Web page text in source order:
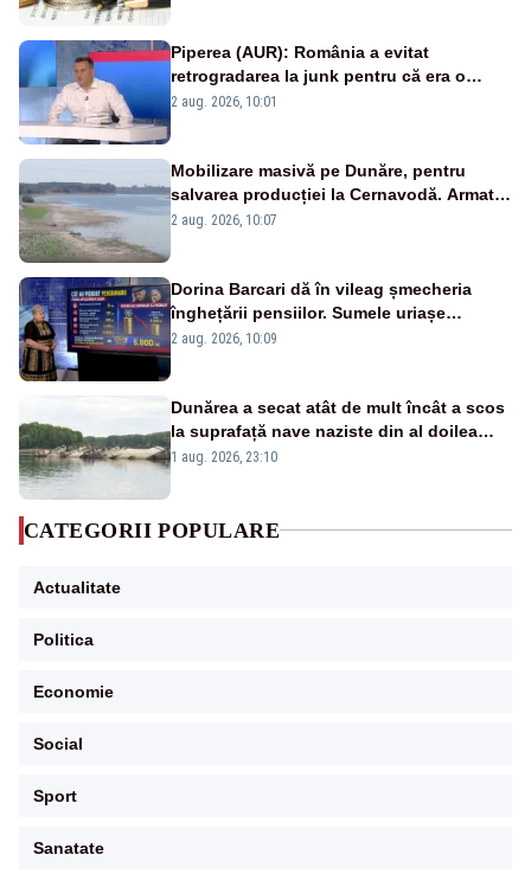
Piperea (AUR): România a evitat
retrogradarea la junk pentru că era o
catastrofă pentru bănci și fondurile de
2 aug. 2026, 10:01
Mobilizare masivă pe Dunăre, pentru
salvarea producției la Cernavodă. Armata
va detona o stâncă și va devia apa
2 aug. 2026, 10:07
Dorina Barcari dă în vileag șmecheria
înghețării pensiilor. Sumele uriașe
pierdute de fiecare român
2 aug. 2026, 10:09
Dunărea a secat atât de mult încât a scos
la suprafață nave naziste din al doilea
război mondial
1 aug. 2026, 23:10
CATEGORII POPULARE
Actualitate
Politica
Economie
Social
Sport
Sanatate